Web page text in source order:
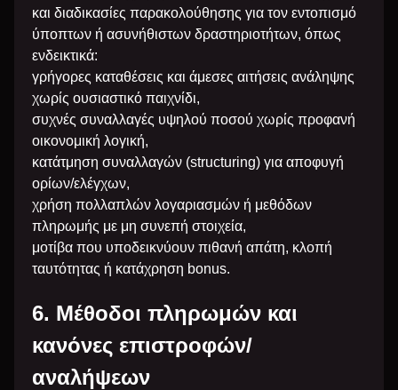
και διαδικασίες παρακολούθησης για τον εντοπισμό
ύποπτων ή ασυνήθιστων δραστηριοτήτων, όπως
ενδεικτικά:
γρήγορες καταθέσεις και άμεσες αιτήσεις ανάληψης
χωρίς ουσιαστικό παιχνίδι,
συχνές συναλλαγές υψηλού ποσού χωρίς προφανή
οικονομική λογική,
κατάτμηση συναλλαγών (structuring) για αποφυγή
ορίων/ελέγχων,
χρήση πολλαπλών λογαριασμών ή μεθόδων
πληρωμής με μη συνεπή στοιχεία,
μοτίβα που υποδεικνύουν πιθανή απάτη, κλοπή
ταυτότητας ή κατάχρηση bonus.
6. Μέθοδοι πληρωμών και
κανόνες επιστροφών/
αναλήψεων